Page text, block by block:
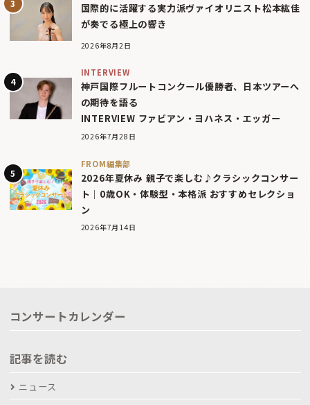
国際的に活躍する実力派ヴァイオリニスト松本紘佳
が奏でる極上の響き
2026年8月2日
INTERVIEW
神戸国際フルートコンクール優勝者、日本ツアーへ
の期待を語る
INTERVIEW ファビアン・ヨハネス・エッガー
2026年7月28日
FROM編集部
2026年夏休み 親子で楽しむ♪クラシックコンサー
ト｜0歳OK・体験型・本格派 おすすめセレクショ
ン
2026年7月14日
コンサートカレンダー
記事を読む
ニュース